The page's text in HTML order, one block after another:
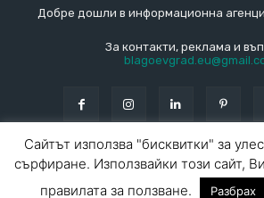
Добре дошли в информационна
За контакти, реклама и
Общи
Сайтът използва "бисквитки" за
сърфиране. Използвайки този сайт,
правилата за ползване.
Разбрах